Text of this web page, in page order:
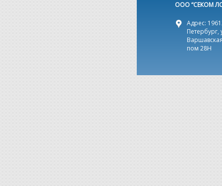
ООО “СЕКОМ
Адрес:
Петербург,
пом 28Н